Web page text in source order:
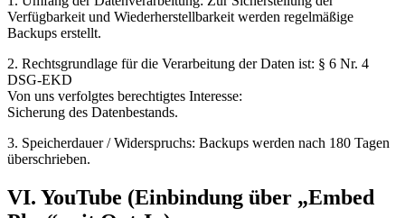
Verfügbarkeit und Wiederherstellbarkeit werden regelmäßige
Backups erstellt.
2. Rechtsgrundlage für die Verarbeitung der Daten ist: § 6 Nr. 4
DSG-EKD
Von uns verfolgtes berechtigtes Interesse:
Sicherung des Datenbestands.
3. Speicherdauer / Widerspruchs: Backups werden nach 180 Tagen
überschrieben.
VI. YouTube (Einbindung über „Embed